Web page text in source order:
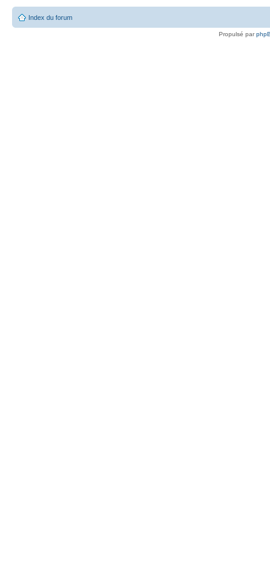
Index du forum
Propulsé par